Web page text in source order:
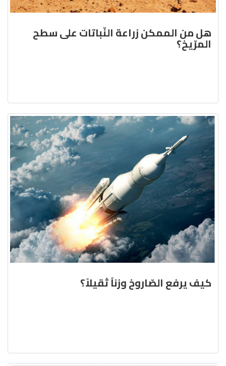
هل من الممكن زراعة النّباتات على سطح
المرّيخ؟
كيف يرفع الصّاروخ وزناً ثقيلاً؟